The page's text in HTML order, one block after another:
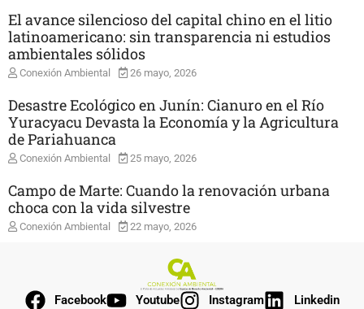
El avance silencioso del capital chino en el litio
latinoamericano: sin transparencia ni estudios
ambientales sólidos
Conexión Ambiental 26 mayo, 2026
Desastre Ecológico en Junín: Cianuro en el Río
Yuracyacu Devasta la Economía y la Agricultura
de Pariahuanca
Conexión Ambiental 25 mayo, 2026
Campo de Marte: Cuando la renovación urbana
choca con la vida silvestre
Conexión Ambiental 22 mayo, 2026
Facebook Youtube Instagram Linkedin